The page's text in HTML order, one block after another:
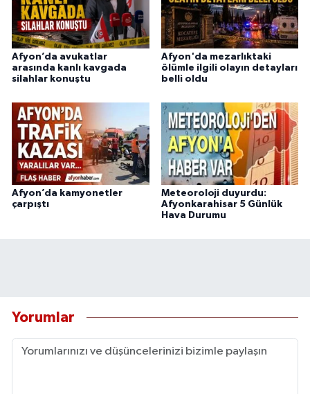
Afyon’da avukatlar
arasında kanlı kavgada
silahlar konuştu
Afyon'da mezarlıktaki
ölümle ilgili olayın detayları
belli oldu
Afyon’da kamyonetler
çarpıştı
Meteoroloji duyurdu:
Afyonkarahisar 5 Günlük
Hava Durumu
Yorumlar